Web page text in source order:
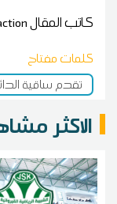
كاتب المقال
كلمات مفتاح
تقدم ساقية
الاكثر